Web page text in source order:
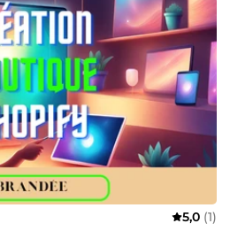
5,0 (1)